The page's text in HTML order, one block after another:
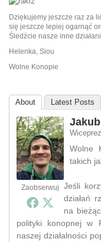
Dziękujemy jeszcze raz za
się jeszcze lepiej ogarnąć
Śledźcie nasze inne
Helenka, Siou
Wolne Konopie
About Latest Posts
Zaobserwuj
Wolne
takich
Jeśli
działań
na
polityki konopnej w
naszej działalności